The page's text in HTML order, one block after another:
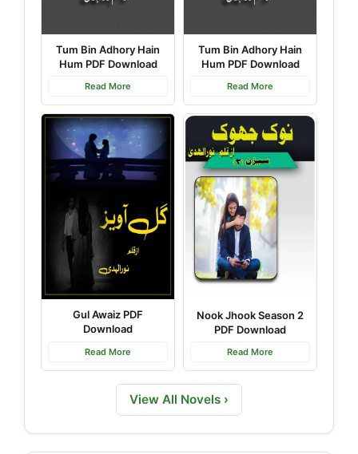
Tum Bin Adhory Hain
Hum PDF Download
Read More
Tum Bin Adhory Hain
Hum PDF Download
Read More
Gul Awaiz PDF
Download
Read More
Nook Jhook Season 2
PDF Download
Read More
View All Novels ›